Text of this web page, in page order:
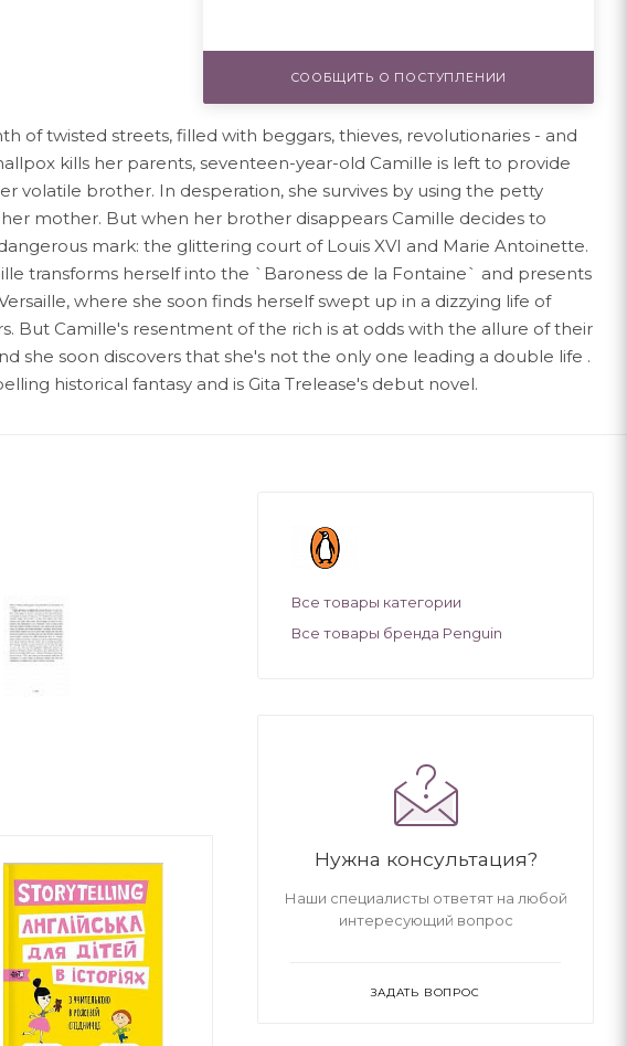
СООБЩИТЬ О ПОСТУПЛЕНИИ
of twisted streets, filled with beggars, thieves, revolutionaries - and
kills her parents, seventeen-year-old Camille is left to provide
volatile brother. In desperation, she survives by using the petty
mother. But when her brother disappears Camille decides to
mark: the glittering court of Louis XVI and Marie Antoinette.
transforms herself into the `Baroness de la Fontaine` and presents
where she soon finds herself swept up in a dizzying life of
But Camille's resentment of the rich is at odds with the allure of their
she soon discovers that she's not the only one leading a double life .
historical fantasy and is Gita Trelease's debut novel.
Все товары категории
Все товары бренда Penguin
Нужна консультация?
Наши специалисты ответят на любой
интересующий вопрос
ЗАДАТЬ ВОПРОС